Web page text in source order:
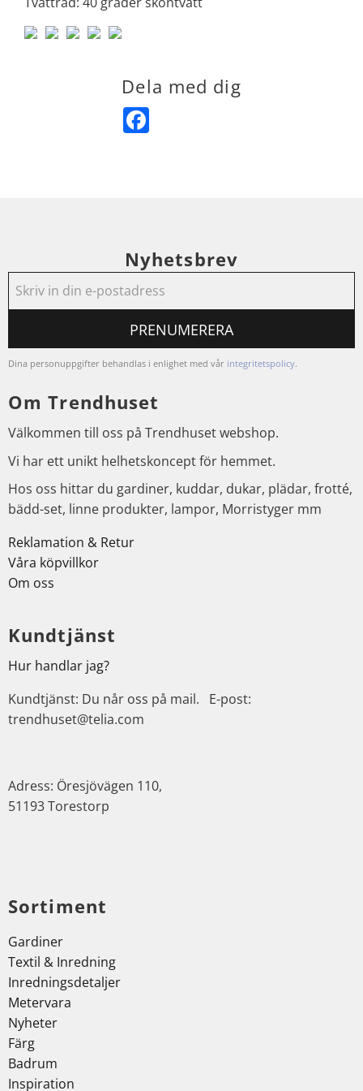
Dela med dig
Nyhetsbrev
PRENUMERERA
Dina personuppgifter behandlas i enlighet med vår integritetspolicy.
Om Trendhuset
Välkommen till oss på Trendhuset webshop.
Vi har ett unikt helhetskoncept för hemmet.
Hos oss hittar du gardiner, kuddar, dukar, plädar, frotté,
bädd-set, linne produkter, lampor, Morristyger mm
Reklamation & Retur
Våra köpvillkor
Om oss
Kundtjänst
Hur handlar jag?
Kundtjänst: Du når oss på mail. E-post:
trendhuset@telia.com
Adress: Öresjövägen 110,
51193 Torestorp
Sortiment
Gardiner
Textil & Inredning
Inredningsdetaljer
Metervara
Nyheter
Färg
Badrum
Inspiration